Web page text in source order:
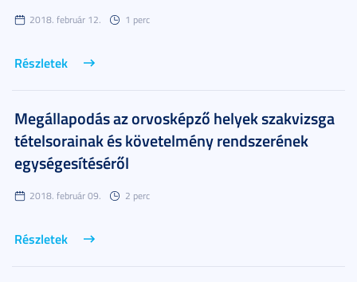
2018. február 12. 1 perc
Részletek
Megállapodás az orvosképző helyek szakvizsga
tételsorainak és követelmény rendszerének
egységesítéséről
2018. február 09. 2 perc
Részletek